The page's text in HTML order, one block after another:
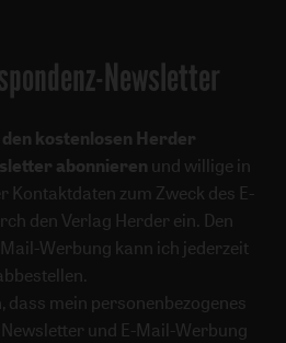
Newsletter
kostenlosen Herder
abonnieren und willige in
Kontaktdaten zum Zweck des E-
den Verlag Herder ein. Den
Werbung kann ich jederzeit
dass mein personenbezogenes
und E-Mail-Werbung